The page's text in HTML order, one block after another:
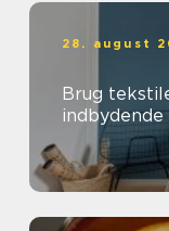
28. august
Brug
indbydende